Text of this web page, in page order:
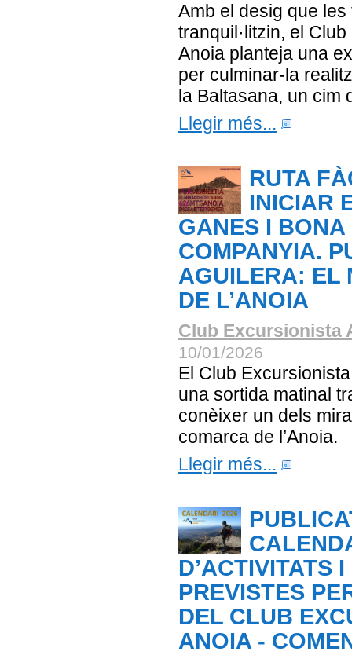
Amb el desig que
tranquil·litzin, el
Anoia planteja una
per culminar-la
la Baltasana, un cim
Llegir més...
RUTA
INICIAR
GANES I BONA
COMPANYIA.
AGUILERA: EL
DE L’ANOIA
Club Excursionista
10/01/2026
El Club
una sortida matinal
conèixer un dels
comarca de l’Anoia.
Llegir més...
D’ACTIVITATS
PREVISTES
DEL CLUB
ANOIA -